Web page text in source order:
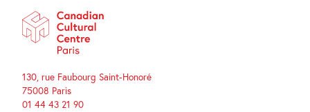
130, rue Faubourg Saint-Honoré
75008 Paris
01 44 43 21 90